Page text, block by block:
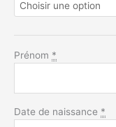
Prénom *
Date de naissance *